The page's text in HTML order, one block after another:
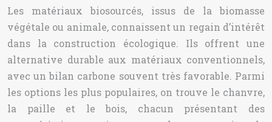
Les matériaux biosourcés, issus de la biomasse
végétale ou animale, connaissent un regain d’intérêt
dans la construction écologique. Ils offrent une
alternative durable aux matériaux conventionnels,
avec un bilan carbone souvent très favorable. Parmi
les options les plus populaires, on trouve le chanvre,
la paille et le bois, chacun présentant des